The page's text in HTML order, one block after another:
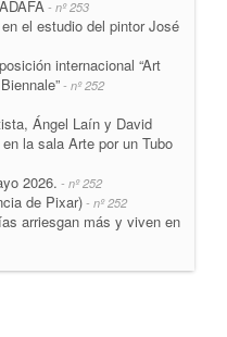
- nº 253
el estudio del pintor José
internacional “Art
- nº 252
Ángel Laín y David
la sala Arte por un Tubo
2026. - nº 252
de Pixar) - nº 252
arriesgan más y viven en